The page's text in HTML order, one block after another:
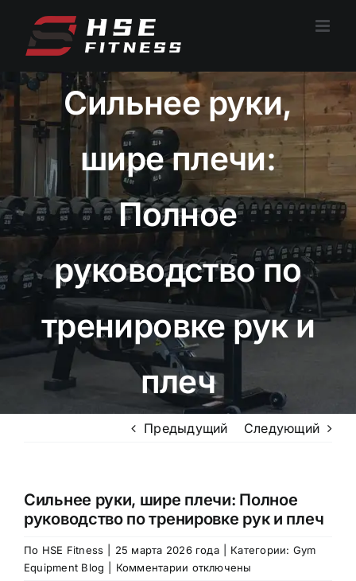
содержанию
Сильнее руки,
шире плечи:
Полное
руководство по
тренировке рук и
плеч
Предыдущий Следующий
Сильнее руки, шире плечи: Полное
руководство по тренировке рук и плеч
По HSE Fitness 25 марта 2026 года Категории: Gym
Equipment Blog
Комментарии котключены